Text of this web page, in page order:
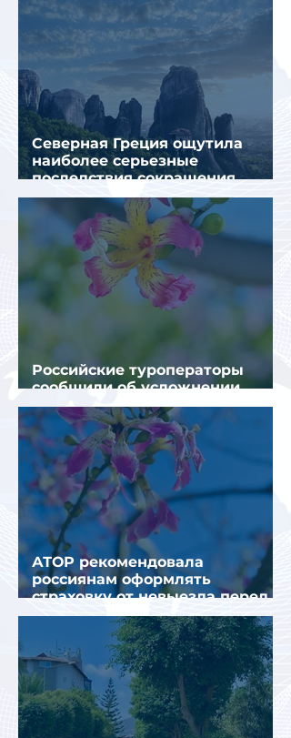
Северная Греция ощутила
наиболее серьезные
последствия сокращения
турпотока из России
Российские туроператоры
сообщили об усложнении
получения виз в Грецию
АТОР рекомендовала
россиянам оформлять
страховку от невыезда перед
поездкой в Грецию